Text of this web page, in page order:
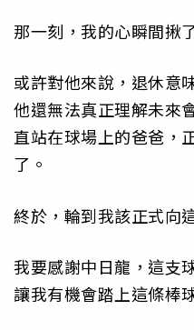
那一刻，我的心瞬間揪
或許對他來說，退休意
他還無法真正理解未來
直站在球場上的爸爸，
了。
終於，輪到我該正式向
我要感謝中日龍，這支
讓我有機會踏上這條棒